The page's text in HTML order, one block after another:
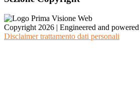
Copyright 2026 | Engineered and
Disclaimer trattamento dati personali